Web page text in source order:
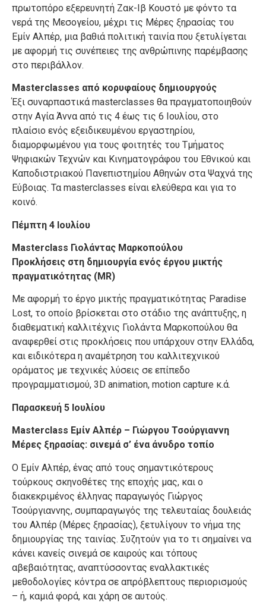
πρωτοπόρο εξερευνητή Ζακ-Ιβ Κουστό με φόντο τα
νερά της Μεσογείου, μέχρι τις Μέρες ξηρασίας του
Εμίν Αλπέρ, μια βαθιά πολιτική ταινία που ξετυλίγεται
με αφορμή τις συνέπειες της ανθρώπινης παρέμβασης
στο περιβάλλον.
Masterclasses από κορυφαίους δημιουργούς
Έξι συναρπαστικά masterclasses θα πραγματοποιηθούν
στην Αγία Άννα από τις 4 έως τις 6 Ιουλίου, στο
πλαίσιο ενός εξειδικευμένου εργαστηρίου,
διαμορφωμένου για τους φοιτητές του Τμήματος
Ψηφιακών Τεχνών και Κινηματογράφου του Εθνικού και
Καποδιστριακού Πανεπιστημίου Αθηνών στα Ψαχνά της
Εύβοιας. Τα masterclasses είναι ελεύθερα και για το
κοινό.
Πέμπτη 4 Ιουλίου
Masterclass Γιολάντας Μαρκοπούλου
Προκλήσεις στη δημιουργία ενός έργου μικτής
πραγματικότητας (MR)
Με αφορμή το έργο μικτής πραγματικότητας Paradise
Lost, το οποίο βρίσκεται στο στάδιο της ανάπτυξης, η
διαθεματική καλλιτέχνις Γιολάντα Μαρκοπούλου θα
αναφερθεί στις προκλήσεις που υπάρχουν στην Ελλάδα,
και ειδικότερα η αναμέτρηση του καλλιτεχνικού
οράματος με τεχνικές λύσεις σε επίπεδο
προγραμματισμού, 3D animation, motion capture κ.ά.
Παρασκευή 5 Ιουλίου
Masterclass Εμίν Αλπέρ – Γιώργου Τσούργιαννη
Μέρες ξηρασίας: σινεμά σ’ ένα άνυδρο τοπίο
Ο Εμίν Αλπέρ, ένας από τους σημαντικότερους
τούρκους σκηνοθέτες της εποχής μας, και ο
διακεκριμένος έλληνας παραγωγός Γιώργος
Τσούργιαννης, συμπαραγωγός της τελευταίας δουλειάς
του Αλπέρ (Μέρες ξηρασίας), ξετυλίγουν το νήμα της
δημιουργίας της ταινίας. Συζητούν για το τι σημαίνει να
κάνει κανείς σινεμά σε καιρούς και τόπους
αβεβαιότητας, αναπτύσσοντας εναλλακτικές
μεθοδολογίες κόντρα σε απρόβλεπτους περιορισμούς
– ή, καμιά φορά, και χάρη σε αυτούς.